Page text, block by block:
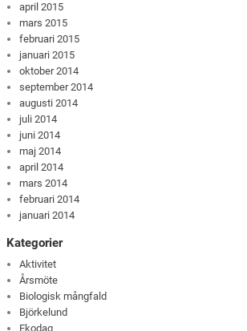
april 2015
mars 2015
februari 2015
januari 2015
oktober 2014
september 2014
augusti 2014
juli 2014
juni 2014
maj 2014
april 2014
mars 2014
februari 2014
januari 2014
Kategorier
Aktivitet
Årsmöte
Biologisk mångfald
Björkelund
Ekodag